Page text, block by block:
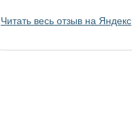
Читать весь отзыв на Яндекс